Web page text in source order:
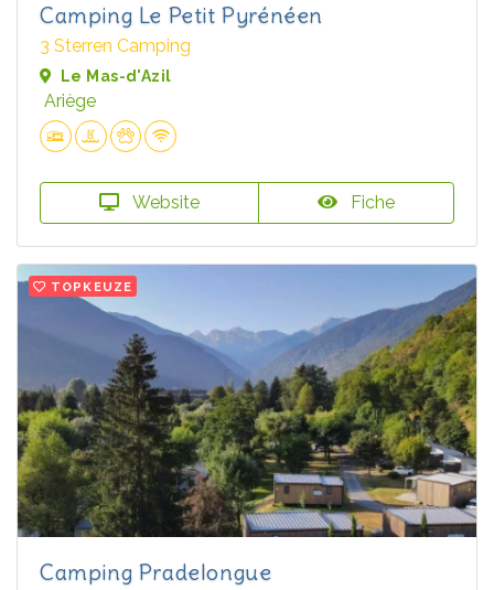
Camping Le Petit Pyrénéen
3 Sterren Camping
Le Mas-d'Azil
Ariège
Website Fiche
TOPKEUZE
Camping Pradelongue